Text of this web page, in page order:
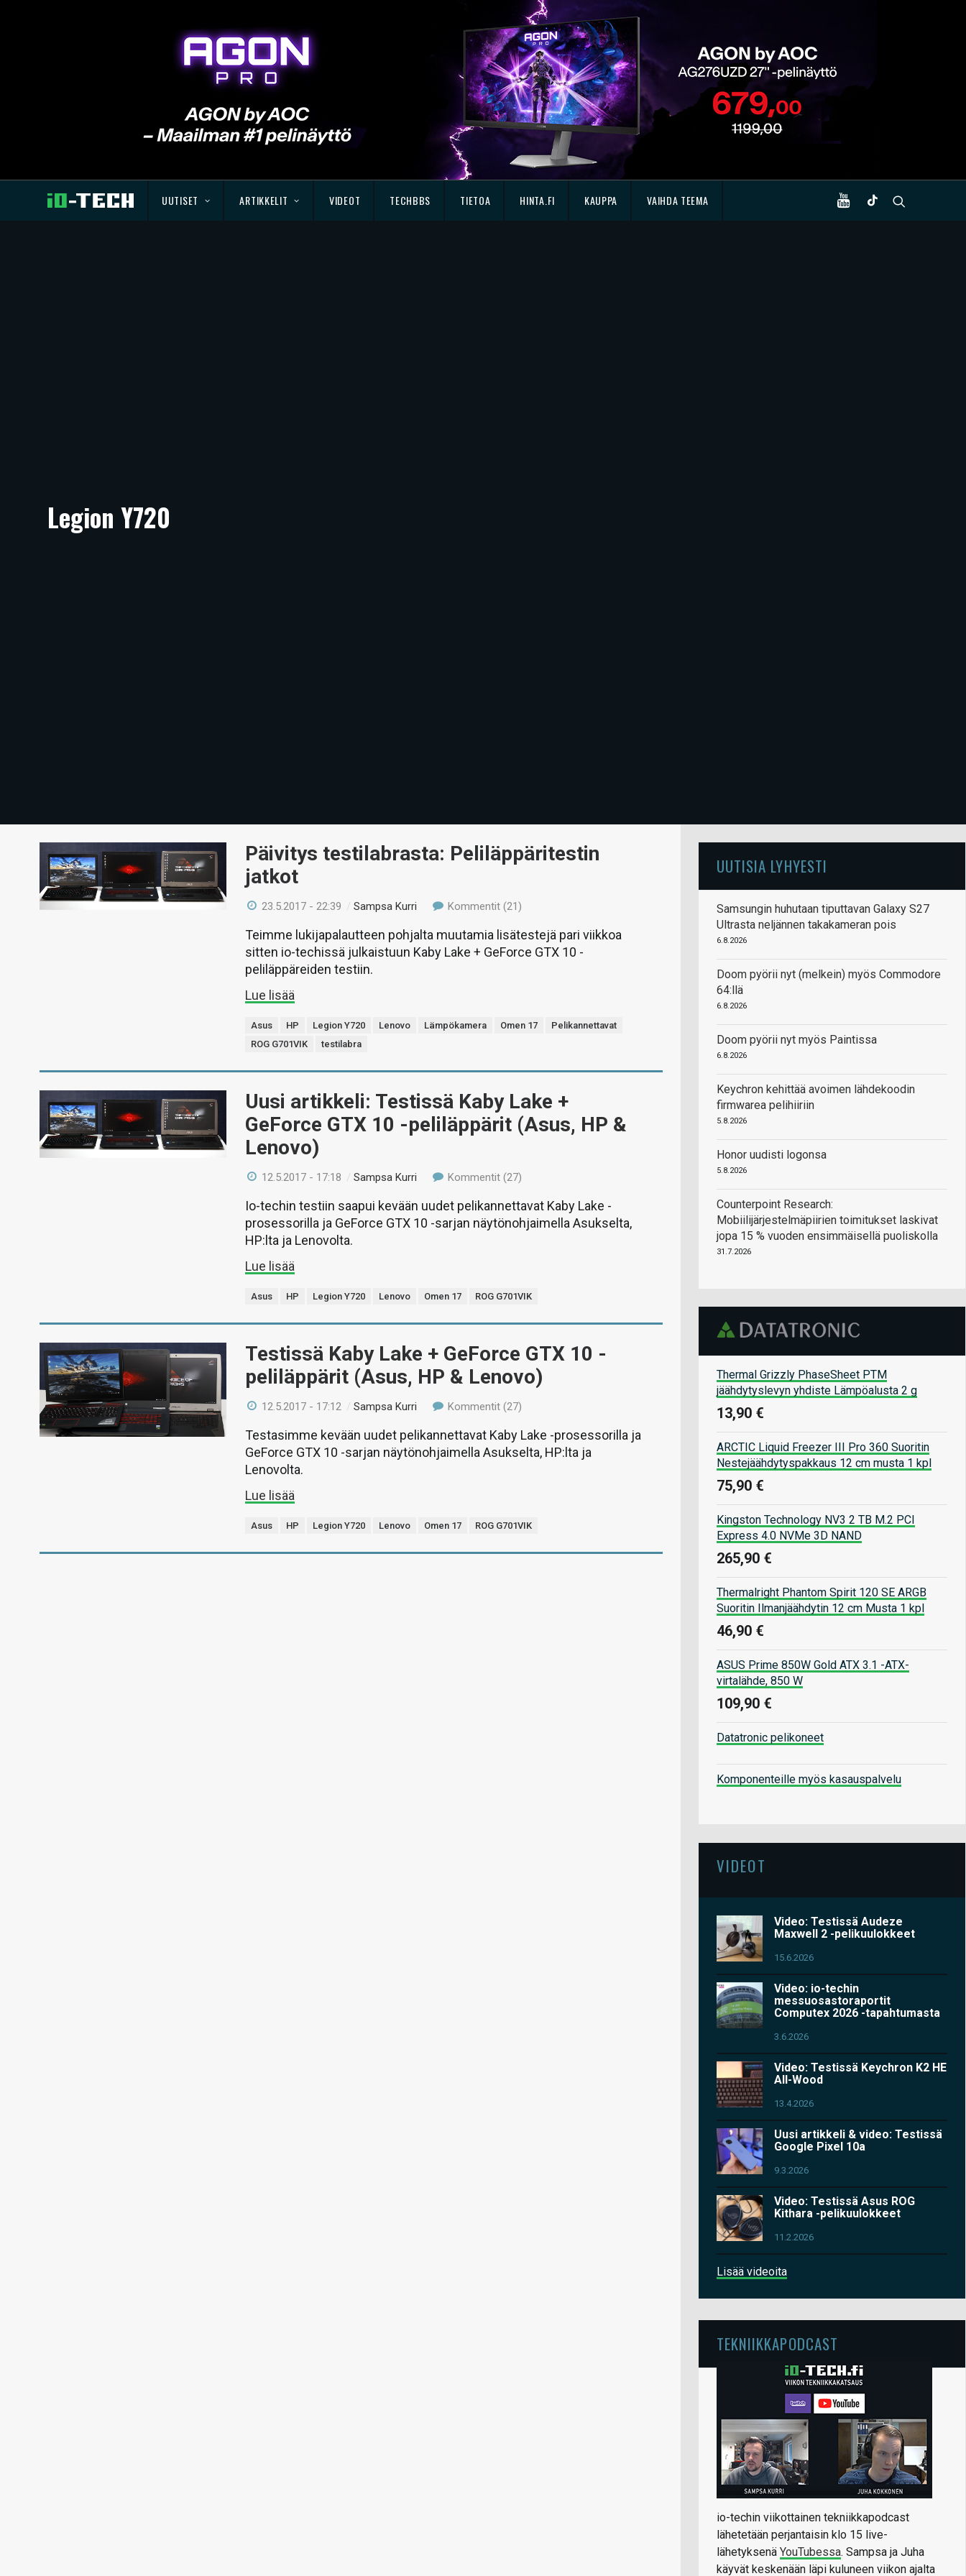
UUTISET ARTIKKELIT VIDEOT TECHBBS TIETOA HINTA.FI KAUPPA VAIHDA TEEMA
Legion Y720
Päivitys testilabrasta: Peliläppäritestin
jatkot
23.5.2017 - 22:39 /Sampsa Kurri Kommentit (21)
Teimme lukijapalautteen pohjalta muutamia lisätestejä pari viikkoa
sitten io-techissä julkaistuun Kaby Lake + GeForce GTX 10 -
peliläppäreiden testiin.
Lue lisää
Asus HP Legion Y720 Lenovo Lämpökamera Omen 17
Pelikannettavat
ROG G701VIK
testilabra
Uusi artikkeli: Testissä Kaby Lake +
GeForce GTX 10 -peliläppärit (Asus, HP &
Lenovo)
12.5.2017 - 17:18 /Sampsa Kurri Kommentit (27)
Io-techin testiin saapui kevään uudet pelikannettavat Kaby Lake -
prosessorilla ja GeForce GTX 10 -sarjan näytönohjaimella Asukselta,
HP:lta ja Lenovolta.
Lue lisää
Asus HP Legion Y720 Lenovo Omen 17 ROG G701VIK
Testissä Kaby Lake + GeForce GTX 10 -
peliläppärit (Asus, HP & Lenovo)
12.5.2017 - 17:12 /Sampsa Kurri Kommentit (27)
Testasimme kevään uudet pelikannettavat Kaby Lake -prosessorilla ja
GeForce GTX 10 -sarjan näytönohjaimella Asukselta, HP:lta ja
Lenovolta.
Lue lisää
Asus HP Legion Y720 Lenovo Omen 17 ROG G701VIK
UUTISIA LYHYESTI
Samsungin huhutaan tiputtavan Galaxy S27
Ultrasta neljännen takakameran pois
6.8.2026
Doom pyörii nyt (melkein) myös Commodore
64:llä
6.8.2026
Doom pyörii nyt myös Paintissa
6.8.2026
Keychron kehittää avoimen lähdekoodin
firmwarea pelihiiriin
5.8.2026
Honor uudisti logonsa
5.8.2026
Counterpoint Research:
Mobiilijärjestelmäpiirien toimitukset laskivat
jopa 15 % vuoden ensimmäisellä puoliskolla
31.7.2026
Thermal Grizzly PhaseSheet PTM
jäähdytyslevyn yhdiste Lämpöalusta 2 g
13,90 €
ARCTIC Liquid Freezer III Pro 360 Suoritin
Nestejäähdytyspakkaus 12 cm musta 1 kpl
75,90 €
Kingston Technology NV3 2 TB M.2 PCI
Express 4.0 NVMe 3D NAND
265,90 €
Thermalright Phantom Spirit 120 SE ARGB
Suoritin Ilmanjäähdytin 12 cm Musta 1 kpl
46,90 €
ASUS Prime 850W Gold ATX 3.1 -ATX-
virtalähde, 850 W
109,90 €
Datatronic pelikoneet
Komponenteille myös kasauspalvelu
VIDEOT
Video: Testissä Audeze
Maxwell 2 -pelikuulokkeet
15.6.2026
Video: io-techin
messuosastoraportit
Computex 2026 -tapahtumasta
3.6.2026
Video: Testissä Keychron K2 HE
All-Wood
13.4.2026
Uusi artikkeli & video: Testissä
Google Pixel 10a
9.3.2026
Video: Testissä Asus ROG
Kithara -pelikuulokkeet
11.2.2026
Lisää videoita
TEKNIIKKAPODCAST
io-techin viikottainen tekniikkapodcast
lähetetään perjantaisin klo 15 live-
lähetyksenä YouTubessa. Sampsa ja Juha
käyvät keskenään läpi kuluneen viikon ajalta